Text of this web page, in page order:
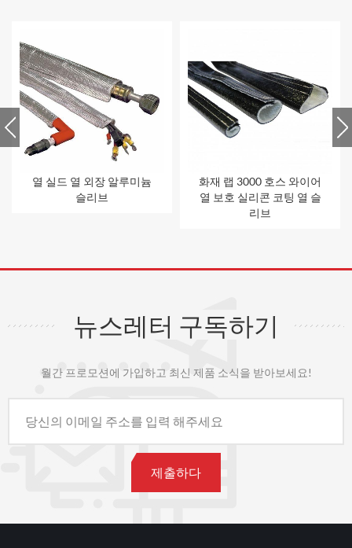
열 실드 열 외장 알루미늄
슬리브
화재 랩 3000 호스 와이어
열 보호 실리콘 코팅 열 슬
리브
뉴스레터 구독하기
월간 프로모션에 가입하고 최신 제품 소식을 받아보세요!